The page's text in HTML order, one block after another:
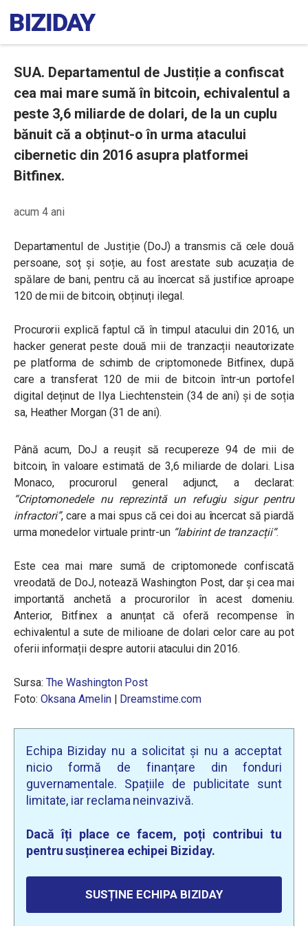
SUA. Departamentul de Justiție a confiscat
cea mai mare sumă în bitcoin, echivalentul a
peste 3,6 miliarde de dolari, de la un cuplu
bănuit că a obținut-o în urma atacului
cibernetic din 2016 asupra platformei
Bitfinex.
acum 4 ani
Departamentul de Justiție (DoJ) a transmis că cele două
persoane, soț și soție, au fost arestate sub acuzația de
spălare de bani, pentru că au încercat să justifice aproape
120 de mii de bitcoin, obținuți ilegal.
Procurorii explică faptul că în timpul atacului din 2016, un
hacker generat peste două mii de tranzacții neautorizate
pe platforma de schimb de criptomonede Bitfinex, după
care a transferat 120 de mii de bitcoin într-un portofel
digital deținut de Ilya Liechtenstein (34 de ani) și de soția
sa, Heather Morgan (31 de ani).
Până acum, DoJ a reușit să recupereze 94 de mii de
bitcoin, în valoare estimată de 3,6 miliarde de dolari. Lisa
Monaco, procurorul general adjunct, a declarat:
“Criptomonedele nu reprezintă un refugiu sigur pentru
infractori”,care a mai spus că cei doi au încercat să piardă
urma monedelor virtuale printr-un “labirint de tranzacții“.
Este cea mai mare sumă de criptomonede confiscată
vreodată de DoJ, notează Washington Post, dar și cea mai
importantă anchetă a procurorilor în acest domeniu.
Anterior, Bitfinex a anunțat că oferă recompense în
echivalentul a sute de milioane de dolari celor care au pot
oferii informații despre autorii atacului din 2016.
Sursa: The Washington Post
Foto: Oksana Amelin | Dreamstime.com
Echipa Biziday nu a solicitat și nu a acceptat
nicio formă de finanțare din fonduri
guvernamentale. Spațiile de publicitate sunt
limitate, iar reclama neinvazivă.
Dacă îți place ce facem, poți contribui tu
pentru susținerea echipei Biziday.
SUSȚINE ECHIPA BIZIDAY